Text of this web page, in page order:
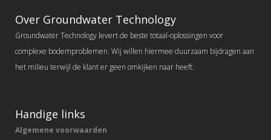
Over Groundwater Technology
Groundwater Technology levert de beste totaal-oplossingen voor
complexe bodemproblemen. Wij willen hiermee duurzaam bijdragen aan
het milieu terwijl de klant er geen omkijken naar heeft.
Handige links
Algemene voorwaarden